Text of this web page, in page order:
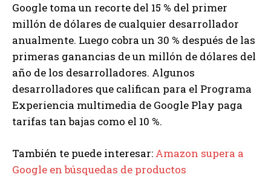
Google toma un recorte del 15 % del primer
millón de dólares de cualquier desarrollador
anualmente. Luego cobra un 30 % después de las
primeras ganancias de un millón de dólares del
año de los desarrolladores. Algunos
desarrolladores que califican para el Programa
Experiencia multimedia de Google Play paga
tarifas tan bajas como el 10 %.
También te puede interesar: Amazon supera a
Google en búsquedas de productos